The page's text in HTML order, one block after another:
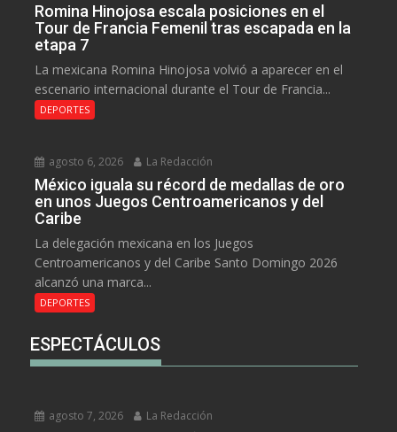
Romina Hinojosa escala posiciones en el
Tour de Francia Femenil tras escapada en la
etapa 7
La mexicana Romina Hinojosa volvió a aparecer en el
escenario internacional durante el Tour de Francia...
DEPORTES
agosto 6, 2026 La Redacción
México iguala su récord de medallas de oro
en unos Juegos Centroamericanos y del
Caribe
La delegación mexicana en los Juegos
Centroamericanos y del Caribe Santo Domingo 2026
alcanzó una marca...
DEPORTES
ESPECTÁCULOS
agosto 7, 2026 La Redacción